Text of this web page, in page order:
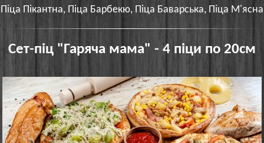
Піца Пікантна, Піца Барбекю, Піца Баварська, Піца М'ясна
Сет-піц "Гаряча мама" - 4 піци по 20см